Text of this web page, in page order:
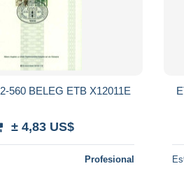
560 BELEG ETB X12011E
± 4,83 US$
Profesional